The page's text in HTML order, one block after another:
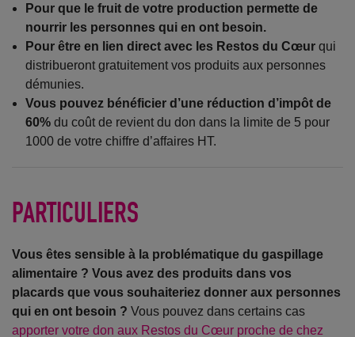
Pour que le fruit de votre production permette de
nourrir les personnes qui en ont besoin.
Pour être en lien direct avec les Restos du Cœur qui
distribueront gratuitement vos produits aux personnes
démunies.
Vous pouvez bénéficier d’une réduction d’impôt de
60% du coût de revient du don dans la limite de 5 pour
1000 de votre chiffre d’affaires HT.
PARTICULIERS
Vous êtes sensible à la problématique du gaspillage
alimentaire ? Vous avez des produits dans vos
placards que vous souhaiteriez donner aux personnes
qui en ont besoin ? Vous pouvez dans certains cas
apporter votre don aux Restos du Cœur proche de chez